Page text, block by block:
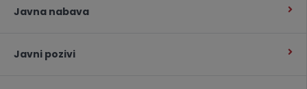
Javna nabava
Javni pozivi